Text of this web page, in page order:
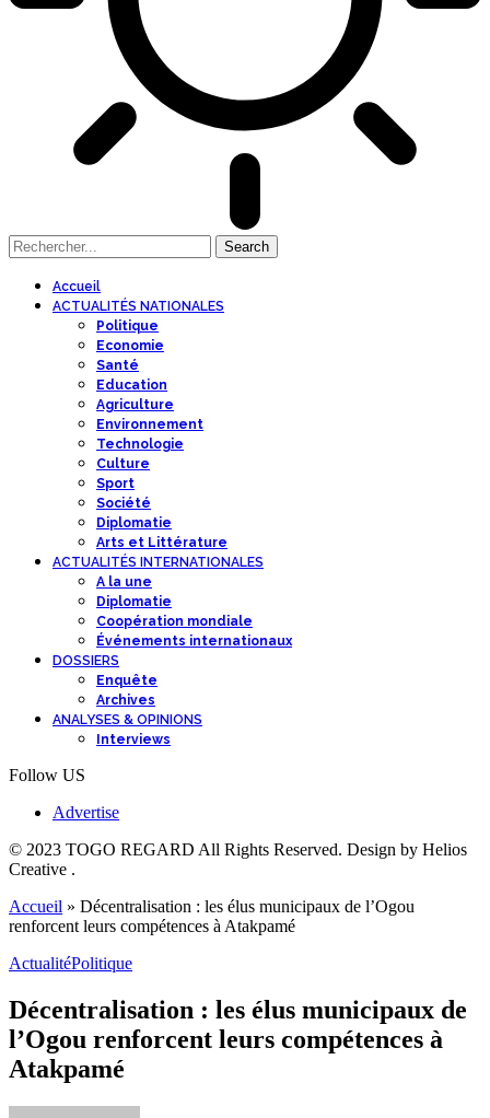
Accueil
ACTUALITÉS NATIONALES
Politique
Economie
Santé
Education
Agriculture
Environnement
Technologie
Culture
Sport
Société
Diplomatie
Arts et Littérature
ACTUALITÉS INTERNATIONALES
A la une
Diplomatie
Coopération mondiale
Événements internationaux
DOSSIERS
Enquête
Archives
ANALYSES & OPINIONS
Interviews
Follow US
Advertise
© 2023 TOGO REGARD All Rights Reserved. Design by Helios
Creative .
Accueil » Décentralisation : les élus municipaux de l’Ogou
renforcent leurs compétences à Atakpamé
ActualitéPolitique
Décentralisation : les élus municipaux de
l’Ogou renforcent leurs compétences à
Atakpamé